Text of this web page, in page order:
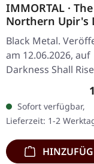
IMMORTAL · The
Northern Upir's
| BLACK TAPE
Black Metal.
am 12.06.2026, auf
Darkness Shall Rise
Productions.
Musikkassette im
J-Card. Limitiert auf
Exemplare…
Sofort verfügbar,
Lieferzeit: 1-2